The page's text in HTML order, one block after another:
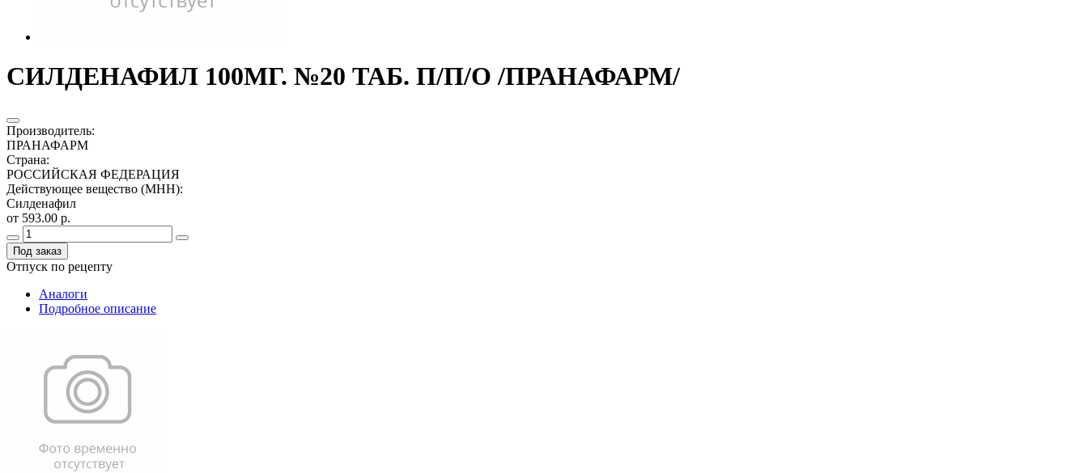
СИЛДЕНАФИЛ 100МГ. №20 ТАБ. П/П/О /ПРАНАФАРМ/
Производитель:
ПРАНАФАРМ
Страна:
РОССИЙСКАЯ ФЕДЕРАЦИЯ
Действующее вещество (МНН):
Силденафил
от 593.00 р.
Под заказ
Отпуск по рецепту
Аналоги
Подробное описание